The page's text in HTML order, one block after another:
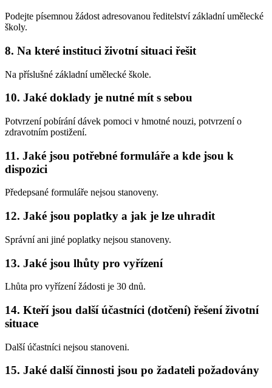
Podejte písemnou žádost adresovanou ředitelství základní umělecké
školy.
8. Na které instituci životní situaci řešit
Na příslušné základní umělecké škole.
10. Jaké doklady je nutné mít s sebou
Potvrzení pobírání dávek pomoci v hmotné nouzi, potvrzení o
zdravotním postižení.
11. Jaké jsou potřebné formuláře a kde jsou k
dispozici
Předepsané formuláře nejsou stanoveny.
12. Jaké jsou poplatky a jak je lze uhradit
Správní ani jiné poplatky nejsou stanoveny.
13. Jaké jsou lhůty pro vyřízení
Lhůta pro vyřízení žádosti je 30 dnů.
14. Kteří jsou další účastníci (dotčení) řešení životní
situace
Další účastníci nejsou stanoveni.
15. Jaké další činnosti jsou po žadateli požadovány